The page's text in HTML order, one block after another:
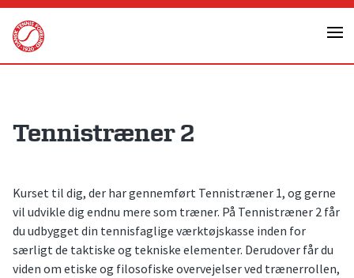
Skip
content
Tennistræner 2
Kurset til dig, der har gennemført Tennistræner 1, og gerne
vil udvikle dig endnu mere som træner. På Tennistræner 2 får
du udbygget din tennisfaglige værktøjskasse inden for
særligt de taktiske og tekniske elementer. Derudover får du
viden om etiske og filosofiske overvejelser ved trænerrollen,